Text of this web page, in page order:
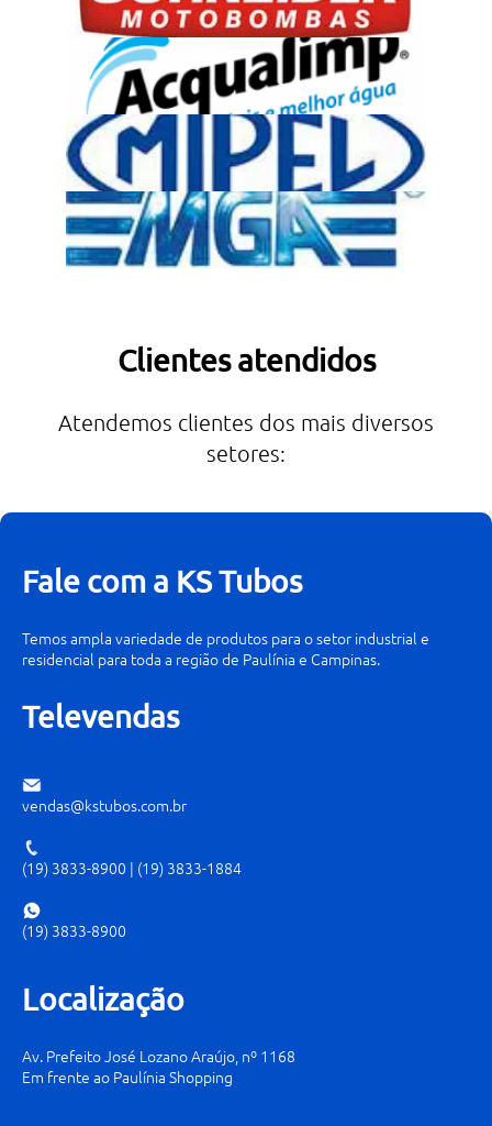
Clientes atendidos
Atendemos clientes dos mais diversos
setores:
Fale com a KS Tubos
Temos ampla variedade de produtos para o setor industrial e
residencial para toda a região de Paulínia e Campinas.
Televendas
vendas@kstubos.com.br
(19) 3833-8900 | (19) 3833-1884
(19) 3833-8900
Localização
Av. Prefeito José Lozano Araújo, nº 1168
Em frente ao Paulínia Shopping